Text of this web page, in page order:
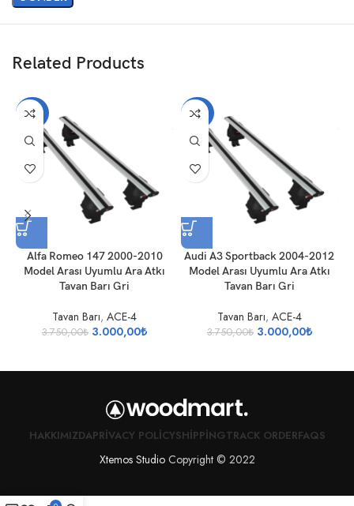
Related Products
-20%
Alfa Romeo 147 2000-2010
Model Arası Uyumlu Ara Atkı
Tavan Barı Gri
Tavan Barı, ACE-4
3.750,00₺ 3.000,00₺
-20%
Audi A3 Sportback 2004-2012
Model Arası Uyumlu Ara Atkı
Tavan Barı Gri
Tavan Barı, ACE-4
3.750,00₺ 3.000,00₺
HAKKIMIZDAPRIVACY POLICYSHIPPINGTRACK ORDERFAQS
Xtemos StudioCopyright © 2022